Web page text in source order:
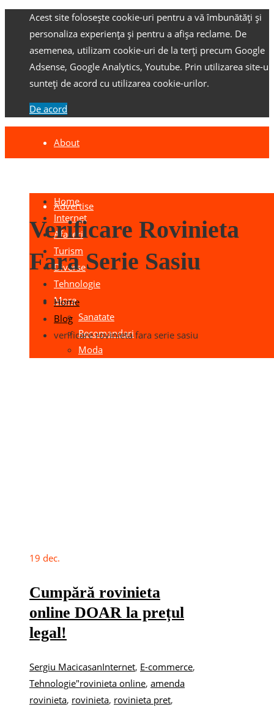
Acest site folosește cookie-uri pentru a vă îmbunătăți și
personaliza experiența și pentru a afișa reclame. De
asemenea, utilizam cookie-uri de la terți precum Google
Adsense, Google Analytics, Youtube. Prin utilizarea site-
sunteți de acord cu utilizarea cookie-urilor.
De acord
About
Advertise
Home
Internet
Afaceri
Turism
Diverse
Tehnologie
More
Sanatate
Recomandari
Moda
Verificare Rovinieta
Fara Serie Sasiu
Home
Blog
verificare rovinieta fara serie sasiu
19 dec.
Cumpără rovinieta
online DOAR la prețul
legal!
Sergiu MacicasanInternet, E-commerce,
Tehnologie"rovinieta online, amenda
rovinieta, rovinieta, rovinieta pret,